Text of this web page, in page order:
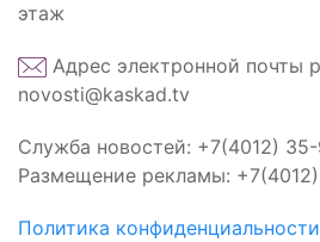
этаж
Адрес электронной почты
novosti@kaskad.tv
Служба новостей: +7(4012)
Размещение рекламы:
Политика конфиденциальности